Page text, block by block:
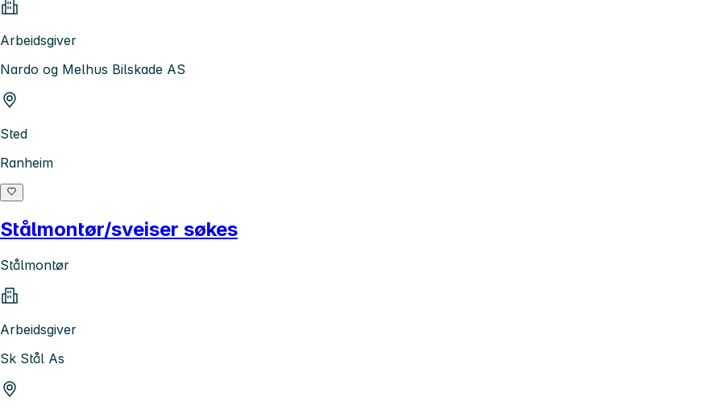
Arbeidsgiver
Nardo og Melhus Bilskade AS
Sted
Ranheim
Stålmontør/sveiser søkes
Stålmontør
Arbeidsgiver
Sk Stål As